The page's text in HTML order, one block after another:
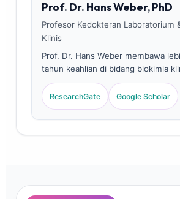
Prof. Dr. Hans Weber, PhD
Profesor Kedokteran Laboratorium
Klinis
Prof. Dr. Hans Weber membawa
tahun keahlian di bidang biokimia
kedokteran laboratorium endokrin,
biomarker hormonal. Mantan
Perhimpunan Kimia Klinis Jerman,
mengkhususkan diri dalam panel
reproduksi, analisis fungsi tiroid,
ResearchGate Google Scholar